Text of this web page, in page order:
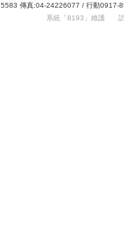
傳真:04-24226077 / 行動0917-
系統「8193」維護